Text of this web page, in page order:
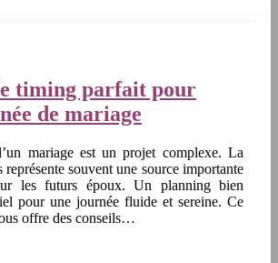
timing parfait pour
de mariage
mariage est un projet complexe. La
représente souvent une source importante
les futurs époux. Un planning bien
pour une journée fluide et sereine. Ce
offre des conseils…